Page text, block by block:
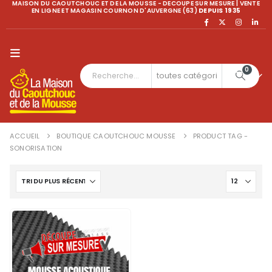
MAISON DU CAOUTCHOUC ET DE LA MOUSSE - DECOUPE SUR MESURE | VENTE
EN LIGNE ET MAGASIN COURNON D'AUVERGNE (63) DEPUIS 1935
0
ACCUEIL BOUTIQUE CAOUTCHOUC MOUSSE
PRODUCT TAG -
SONORISATION